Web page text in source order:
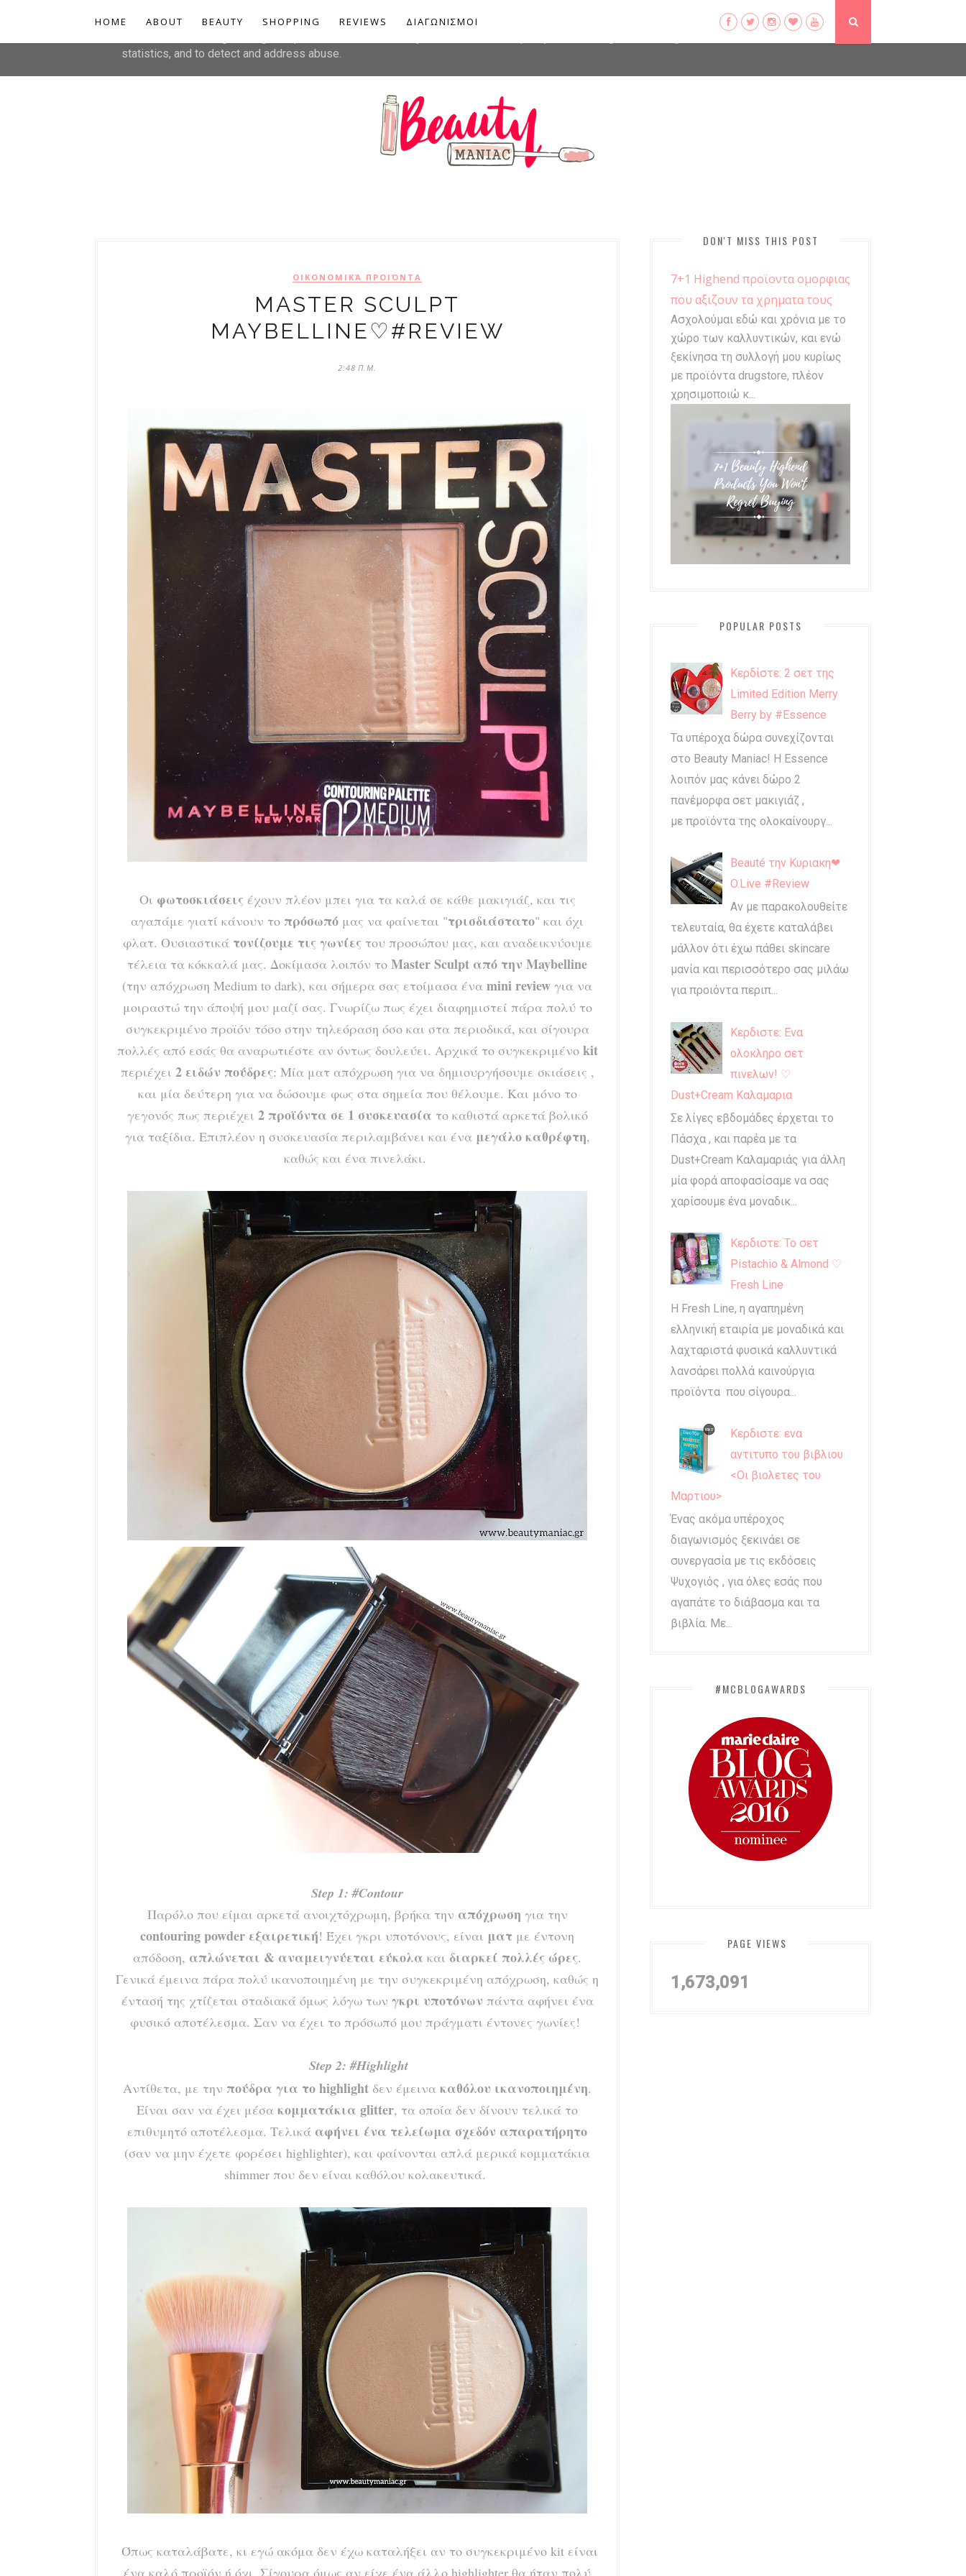
HOME ABOUT BEAUTY SHOPPING REVIEWS ΔΙΑΓΩΝΙΣΜΟΙ
ΟΙΚΟΝΟΜΙΚΆ ΠΡΟΙΌΝΤΑ
MASTER SCULPT
MAYBELLINE♡#REVIEW
2:48 Π.Μ.
Οι φωτοσκιάσεις έχουν πλέον μπει για τα καλά σε κάθε μακιγιάζ, και τις
αγαπάμε γιατί κάνουν το πρόσωπό μας να φαίνεται "τρισδιάστατο" και όχι
φλατ. Ουσιαστικά τονίζουμε τις γωνίες του προσώπου μας, και αναδεικνύουμε
τέλεια τα κόκκαλά μας. Δοκίμασα λοιπόν το Master Sculpt από την Maybelline
(την απόχρωση Medium to dark), και σήμερα σας ετοίμασα ένα mini review για να
μοιραστώ την άποψή μου μαζί σας. Γνωρίζω πως έχει διαφημιστεί πάρα πολύ το
συγκεκριμένο προϊόν τόσο στην τηλεόραση όσο και στα περιοδικά, και σίγουρα
πολλές από εσάς θα αναρωτιέστε αν όντως δουλεύει. Αρχικά το συγκεκριμένο kit
περιέχει 2 ειδών πούδρες: Μία ματ απόχρωση για να δημιουργήσουμε σκιάσεις ,
και μία δεύτερη για να δώσουμε φως στα σημεία που θέλουμε. Και μόνο το
γεγονός πως περιέχει 2 προϊόντα σε 1 συσκευασία το καθιστά αρκετά βολικό
για ταξίδια. Επιπλέον η συσκευασία περιλαμβάνει και ένα μεγάλο καθρέφτη,
καθώς και ένα πινελάκι.
Step 1: #Contour
Παρόλο που είμαι αρκετά ανοιχτόχρωμη, βρήκα την απόχρωση για την
contouring powder εξαιρετική! Έχει γκρι υποτόνους, είναι ματ με έντονη
απόδοση, απλώνεται & αναμειγνύεται εύκολα και διαρκεί πολλές ώρες.
Γενικά έμεινα πάρα πολύ ικανοποιημένη με την συγκεκριμένη απόχρωση, καθώς η
έντασή της χτίζεται σταδιακά όμως λόγω των γκρι υποτόνων πάντα αφήνει ένα
φυσικό αποτέλεσμα. Σαν να έχει το πρόσωπό μου πράγματι έντονες γωνίες!
Step 2: #Highlight
Αντίθετα, με την πούδρα για το highlight δεν έμεινα καθόλου ικανοποιημένη.
Είναι σαν να έχει μέσα κομματάκια glitter, τα οποία δεν δίνουν τελικά το
επιθυμητό αποτέλεσμα. Τελικά αφήνει ένα τελείωμα σχεδόν απαρατήρητο
(σαν να μην έχετε φορέσει highlighter), και φαίνονται απλά μερικά κομματάκια
shimmer που δεν είναι καθόλου κολακευτικά.
Όπως καταλάβατε, κι εγώ ακόμα δεν έχω καταλήξει αν το συγκεκριμένο kit είναι
ένα καλό προϊόν ή όχι. Σίγουρα όμως αν είχε ένα άλλο highlighter θα ήταν πολύ
DON'T MISS THIS POST
7+1 Highend προϊοντα ομορφιας
που αξιζουν τα χρηματα τους
Ασχολούμαι εδώ και χρόνια με το
χώρο των καλλυντικών, και ενώ
ξεκίνησα τη συλλογή μου κυρίως
με προϊόντα drugstore, πλέον
χρησιμοποιώ κ...
POPULAR POSTS
Κερδίστε: 2 σετ της
Limited Edition Merry
Berry by #Essence
Τα υπέροχα δώρα συνεχίζονται
στο Beauty Maniac! Η Essence
λοιπόν μας κάνει δώρο 2
πανέμορφα σετ μακιγιάζ ,
με προϊόντα της ολοκαίνουργ...
Beauté την Κυριακη❤
O.Live #Review
Αν με παρακολουθείτε
τελευταία, θα έχετε καταλάβει
μάλλον ότι έχω πάθει skincare
μανία και περισσότερο σας μιλάω
για προιόντα περιπ...
Κερδιστε: Ενα
ολοκληρο σετ
πινελων! ♡
Dust+Cream Καλαμαρια
Σε λίγες εβδομάδες έρχεται το
Πάσχα , και παρέα με τα
Dust+Cream Καλαμαριάς για άλλη
μία φορά αποφασίσαμε να σας
χαρίσουμε ένα μοναδικ...
Κερδιστε: Το σετ
Pistachio & Almond ♡
Fresh Line
Η Fresh Line, η αγαπημένη
ελληνική εταιρία με μοναδικά και
λαχταριστά φυσικά καλλυντικά
λανσάρει πολλά καινούργια
προϊόντα που σίγουρα...
Κερδιστε: ενα
αντιτυπο του βιβλιου
<Οι βιολετες του
Μαρτιου>
Ένας ακόμα υπέροχος
διαγωνισμός ξεκινάει σε
συνεργασία με τις εκδόσεις
Ψυχογιός , για όλες εσάς που
αγαπάτε το διάβασμα και τα
βιβλία. Με...
#MCBLOGAWARDS
PAGE VIEWS
1,673,091
This site uses cookies from Google to deliver its services and to analyze traffic. Your IP address and user-agent
statistics, and to detect and address abuse.